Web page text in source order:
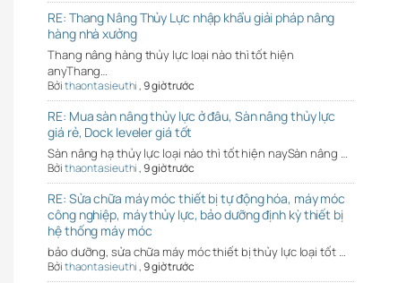
RE: Thang Nâng Thủy Lực nhập khẩu giải pháp nâng
hàng nhà xưởng
Thang nâng hàng thủy lực loại nào thì tốt hiện
anyThang…
Bởithaontasieuthi,9 giờ trước
RE: Mua sàn nâng thủy lực ở đâu, Sàn nâng thủy lực
giá rẻ, Dock leveler giá tốt
Sàn nâng hạ thủy lực loại nào thì tốt hiện naySàn nâng …
Bởithaontasieuthi,9 giờ trước
RE: Sửa chữa máy móc thiết bị tự động hóa, máy móc
công nghiệp, máy thủy lực, bảo dưỡng định kỳ thiết bị
hệ thống máy móc
bảo dưỡng, sửa chữa máy móc thiết bị thủy lực loại tốt …
Bởithaontasieuthi,9 giờ trước